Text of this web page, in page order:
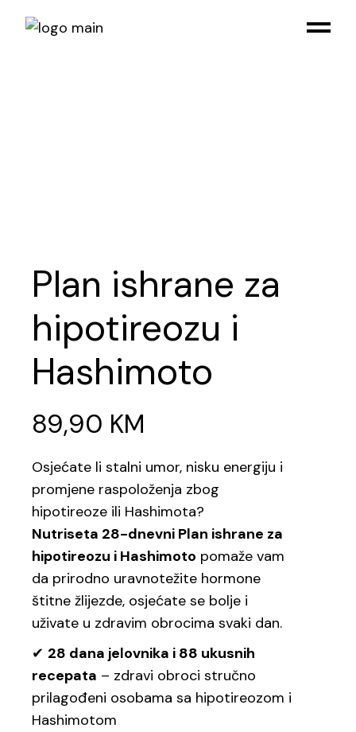
Plan ishrane za
hipotireozu i
Hashimoto
89,90 KM
Osjećate li stalni umor, nisku energiju i
promjene raspoloženja zbog
hipotireoze ili Hashimota?
Nutriseta 28-dnevni Plan ishrane za
hipotireozu i Hashimoto pomaže vam
da prirodno uravnotežite hormone
štitne žlijezde, osjećate se bolje i
uživate u zdravim obrocima svaki dan.
✔ 28 dana jelovnika i 88 ukusnih
recepata – zdravi obroci stručno
prilagođeni osobama sa hipotireozom i
Hashimotom